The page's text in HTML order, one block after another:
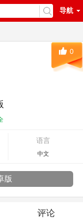
导航
语言
中文
0
版
评论